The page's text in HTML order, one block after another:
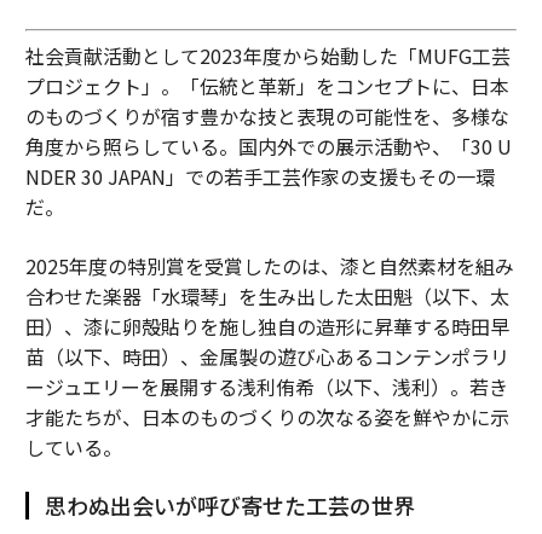
社会貢献活動として2023年度から始動した「MUFG工芸
プロジェクト」。「伝統と革新」をコンセプトに、日本
のものづくりが宿す豊かな技と表現の可能性を、多様な
角度から照らしている。国内外での展示活動や、「30 U
NDER 30 JAPAN」での若手工芸作家の支援もその一環
だ。
2025年度の特別賞を受賞したのは、漆と自然素材を組み
合わせた楽器「水環琴」を生み出した太田魁（以下、太
田）、漆に卵殻貼りを施し独自の造形に昇華する時田早
苗（以下、時田）、金属製の遊び心あるコンテンポラリ
ージュエリーを展開する浅利侑希（以下、浅利）。若き
才能たちが、日本のものづくりの次なる姿を鮮やかに示
している。
思わぬ出会いが呼び寄せた工芸の世界